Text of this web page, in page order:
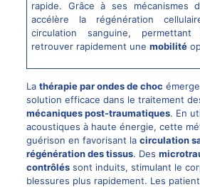
rapide. Grâce à ses mécanismes
accélère la régénération
circulation sanguine,
retrouver rapidement unemobilité
La thérapie par ondes de choc
solution efficace dans le traitement
mécaniques post-traumatiques. En
acoustiques à haute énergie, cette
guérison en favorisant la circulation
régénération des tissus. Des
contrôléssont induits, stimulant le
blessures plus rapidement. Les